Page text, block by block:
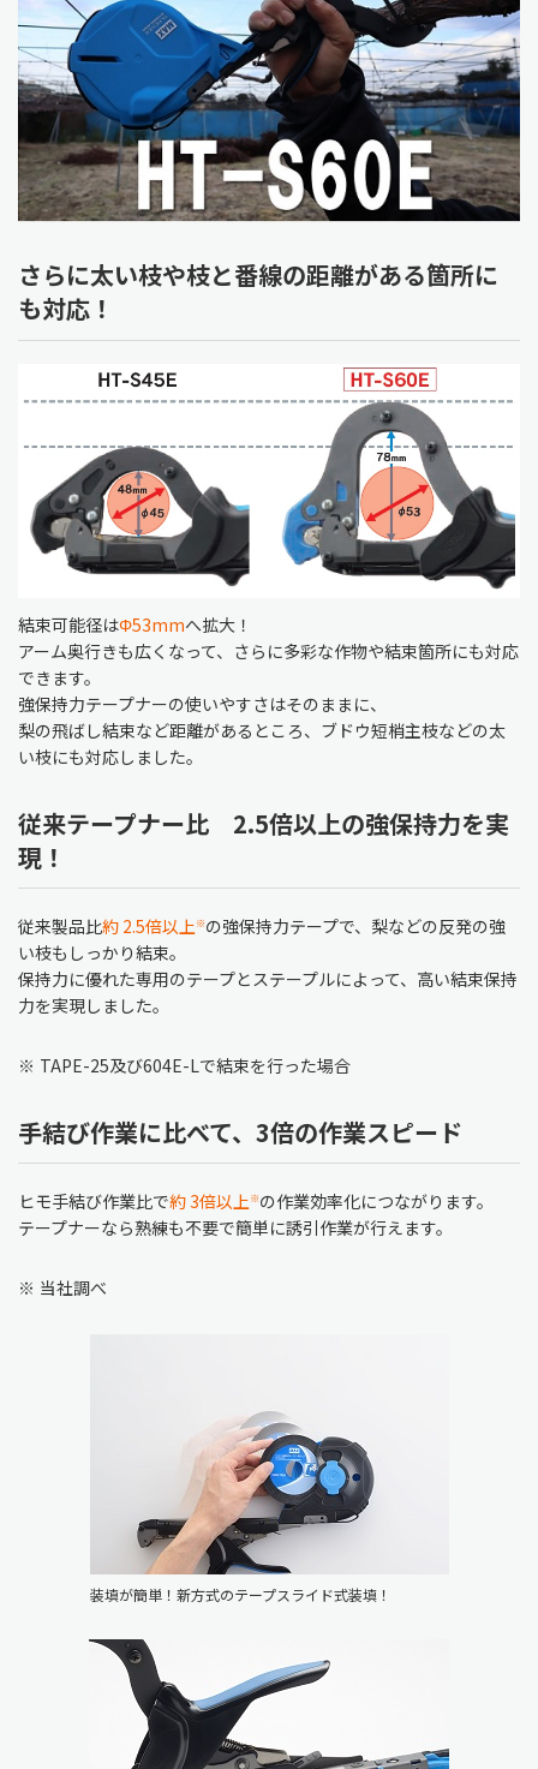
さらに太い枝や枝と番線の距離がある箇所に
も対応！
結束可能径はΦ53mmへ拡大！
アーム奥行きも広くなって、さらに多彩な作物や結束箇所にも対応
できます。
強保持力テープナーの使いやすさはそのままに、
梨の飛ばし結束など距離があるところ、ブドウ短梢主枝などの太
い枝にも対応しました。
従来テープナー比 2.5倍以上の強保持力を実
現！
従来製品比約 2.5倍以上※の強保持力テープで、梨などの反発の強
い枝もしっかり結束。
保持力に優れた専用のテープとステープルによって、高い結束保持
力を実現しました。
※ TAPE-25及び604E-Lで結束を行った場合
手結び作業に比べて、3倍の作業スピード
ヒモ手結び作業比で約 3倍以上※の作業効率化につながります。
テープナーなら熟練も不要で簡単に誘引作業が行えます。
※ 当社調べ
装填が簡単！新方式のテープスライド式装填！